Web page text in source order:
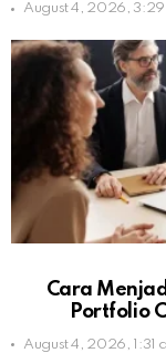
August 4, 2026, 3:29
Cara
Portfolio
August 4, 2026, 1:31